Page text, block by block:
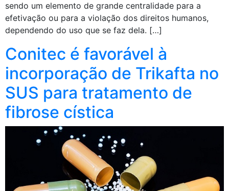
sendo um elemento de grande centralidade para a
efetivação ou para a violação dos direitos humanos,
dependendo do uso que se faz dela. […]
Conitec é favorável à
incorporação de Trikafta no
SUS para tratamento de
fibrose cística